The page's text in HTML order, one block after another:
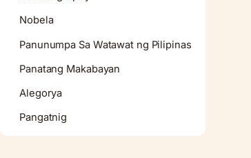
Nobela
Panunumpa Sa Watawat ng Pilipinas
Panatang Makabayan
Alegorya
Pangatnig